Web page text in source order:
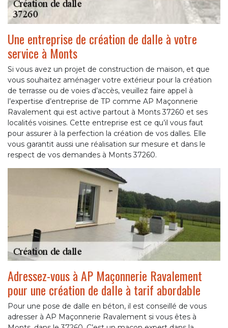
Une entreprise de création de dalle à votre
service à Monts
Si vous avez un projet de construction de maison, et que
vous souhaitez aménager votre extérieur pour la création
de terrasse ou de voies d’accès, veuillez faire appel à
l’expertise d’entreprise de TP comme AP Maçonnerie
Ravalement qui est active partout à Monts 37260 et ses
localités voisines. Cette entreprise est ce qu’il vous faut
pour assurer à la perfection la création de vos dalles. Elle
vous garantit aussi une réalisation sur mesure et dans le
respect de vos demandes à Monts 37260.
Adressez-vous à AP Maçonnerie Ravalement
pour une création de dalle à tarif abordable
Pour une pose de dalle en béton, il est conseillé de vous
adresser à AP Maçonnerie Ravalement si vous êtes à